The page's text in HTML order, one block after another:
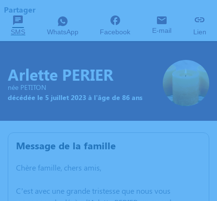
Partager
SMS WhatsApp Facebook E-mail Lien
Arlette PERIER
née PETITON
décédée le 5 juillet 2023 à l'âge de 86 ans
Message de la famille
Chère famille, chers amis,
C’est avec une grande tristesse que nous vous